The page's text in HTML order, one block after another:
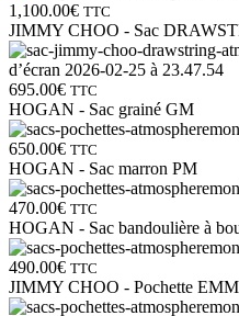
1,100.00€ TTC
JIMMY CHOO - Sac
695.00€ TTC
HOGAN - Sac grainé GM
650.00€ TTC
HOGAN - Sac marron PM
470.00€ TTC
HOGAN - Sac bandoulière à
490.00€ TTC
JIMMY CHOO - Pochette